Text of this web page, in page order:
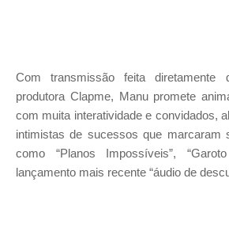
Com transmissão feita
produtora Clapme, Manu promete
com muita interatividade e convidados,
intimistas de sucessos que marcaram
como “Planos Impossíveis”,
lançamento mais recente “áudio de